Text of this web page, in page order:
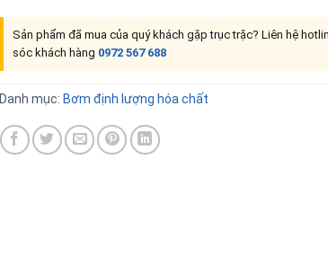
Sản phẩm đã mua của quý khách gặp trục trặc? Liên hệ
sóc khách hàng 0972 567 688
Danh mục: Bơm định lượng hóa chất